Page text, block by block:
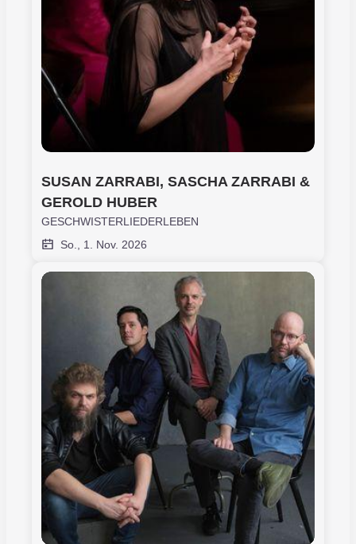
SUSAN ZARRABI, SASCHA ZARRABI &
GEROLD HUBER
GESCHWISTERLIEDERLEBEN
So., 1. Nov. 2026